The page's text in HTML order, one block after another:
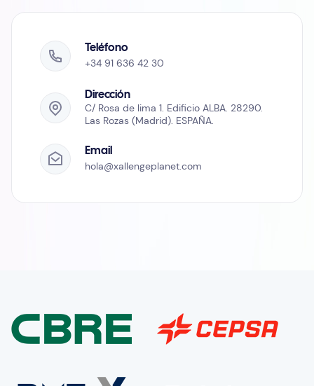
Teléfono
+34 91 636 42 30
Dirección
C/ Rosa de lima 1. Edificio ALBA. 28290.
Las Rozas (Madrid). ESPAÑA.
Email
hola@xallengeplanet.com